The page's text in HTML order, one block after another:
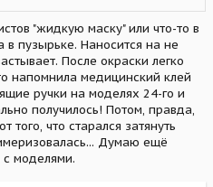
"жидкую маску" или что-то в
пузырьке. Наносится на не
После окраски легко
напомнила медицинский клей
ручки на моделях 24-го и
получилось! Потом, правда,
что старался затянуть
Думаю ещё
с моделями.